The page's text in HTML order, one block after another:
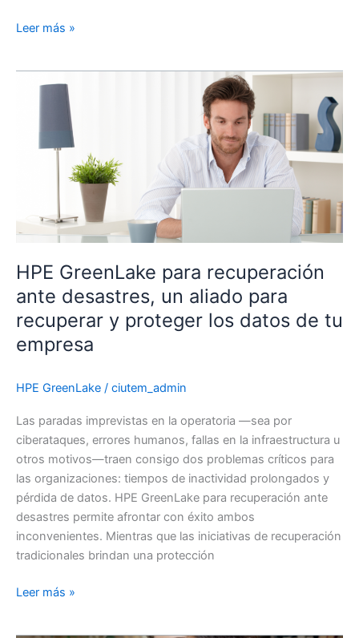
Cómo
Leer más »
HPE GreenLake para recuperación
ante desastres, un aliado para
recuperar y proteger los datos de tu
empresa
HPE GreenLake / ciutem_admin
Las paradas imprevistas en la operatoria —sea por
ciberataques, errores humanos, fallas en la infraestructura u
otros motivos—traen consigo dos problemas críticos para
las organizaciones: tiempos de inactividad prolongados y
pérdida de datos. HPE GreenLake para recuperación ante
desastres permite afrontar con éxito ambos
inconvenientes. Mientras que las iniciativas de recuperación
tradicionales brindan una protección
HPE
Leer más »